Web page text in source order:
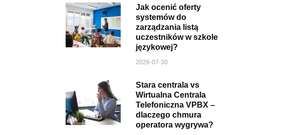
Jak ocenić oferty
systemów do
zarządzania listą
uczestników w szkole
językowej?
2026-07-30
Stara centrala vs
Wirtualna Centrala
Telefoniczna VPBX –
dlaczego chmura
operatora wygrywa?